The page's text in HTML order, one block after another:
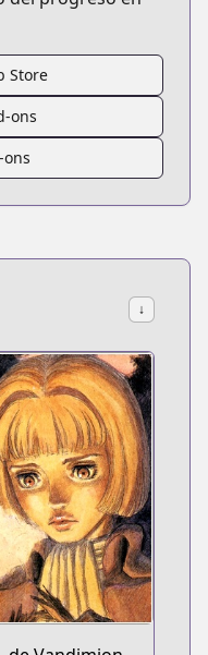
Store
ons
ons
↓